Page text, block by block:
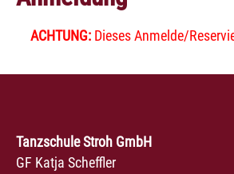
ACHTUNG:Dieses Anmelde/
Tanzschule Stroh GmbH
GF Katja Scheffler